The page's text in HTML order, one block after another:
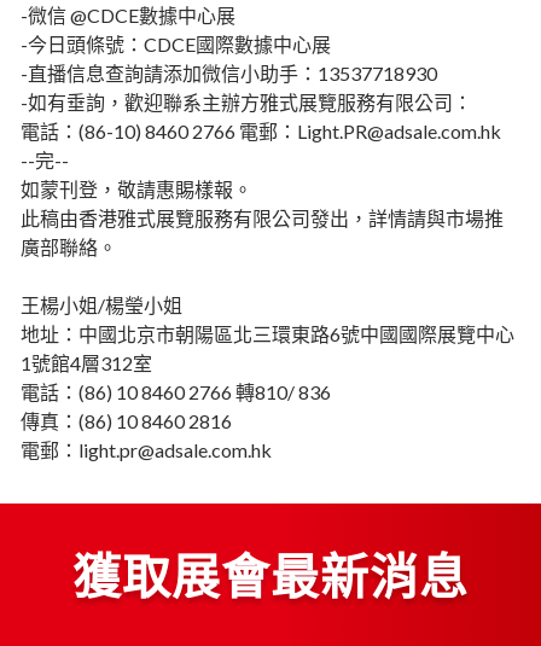
-微信 @CDCE數據中心展
-今日頭條號：CDCE國際數據中心展
-直播信息查詢請添加微信小助手：13537718930
-如有垂詢，歡迎聯系主辦方雅式展覽服務有限公司：
電話：(86-10) 8460 2766 電郵：Light.PR@adsale.com.hk
--完--
如蒙刊登，敬請惠賜樣報。
此稿由香港雅式展覽服務有限公司發出，詳情請與市場推
廣部聯絡。
王楊小姐/楊瑩小姐
地址：中國北京市朝陽區北三環東路6號中國國際展覽中心
1號館4層312室
電話：(86) 10 8460 2766 轉810/ 836
傳真：(86) 10 8460 2816
電郵：light.pr@adsale.com.hk
獲取展會最新消息